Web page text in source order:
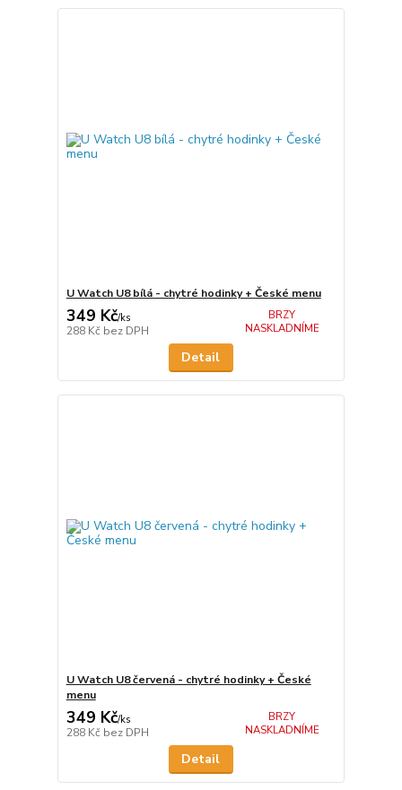
U Watch U8 bílá - chytré hodinky + České menu
349 Kč/ks
288 Kč bez DPH
BRZY
NASKLADNÍME
Detail
U Watch U8 červená - chytré hodinky + České
menu
349 Kč/ks
288 Kč bez DPH
BRZY
NASKLADNÍME
Detail